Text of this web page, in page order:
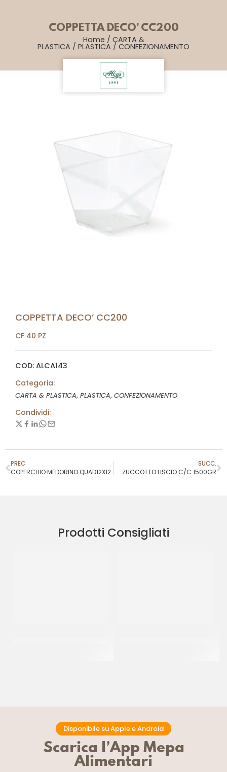
COPPETTA DECO’ CC200
Home / CARTA &
PLASTICA / PLASTICA / CONFEZIONAMENTO
COPPETTA DECO’ CC200
CF 40 PZ
COD: ALCA143
Categoria:
CARTA & PLASTICA, PLASTICA, CONFEZIONAMENTO
Condividi:
PREC
COPERCHIO MEDORINO QUAD12X12
SUCC.
ZUCCOTTO LISCIO C/C 1500GR
Prodotti Consigliati
Disponibile su Apple e Android
Scarica l’App Mepa
Alimentari